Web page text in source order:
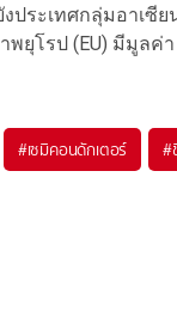
ประเทศกลุ่มอาเซี
ยุโรป (EU) มีมูลค่
#เซมิคอนดักเตอร์ #